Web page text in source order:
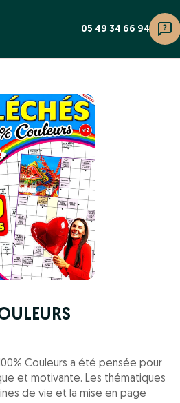
05 49 34 66 94
Couleurs a été pensée pour
et motivante. Les thématiques
de vie et la mise en page